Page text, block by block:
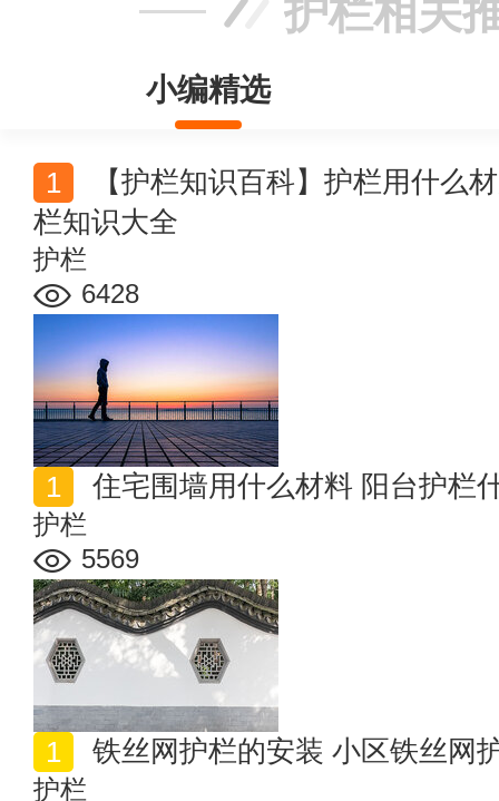
护栏相关
小编精选
栏知识大全
护栏
6428
住宅围墙用什么材料 阳台护栏
护栏
5569
铁丝网护栏的安装 小区铁丝网
护栏